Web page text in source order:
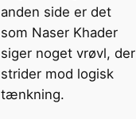
anden side er det
som Naser Khader
siger noget vrøvl, der
strider mod logisk
tænkning.